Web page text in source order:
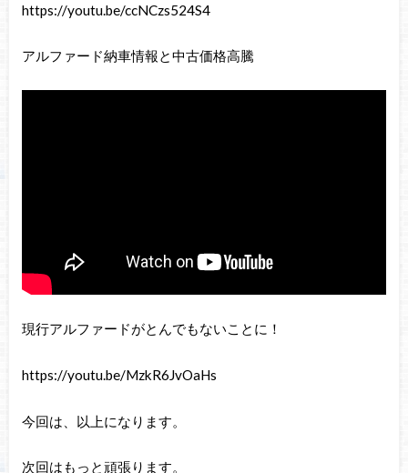
https://youtu.be/ccNCzs524S4
アルファード納車情報と中古価格高騰
現行アルファードがとんでもないことに！
https://youtu.be/MzkR6JvOaHs
今回は、以上になります。
次回はもっと頑張ります。